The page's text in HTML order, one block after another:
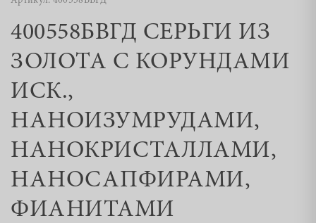
400558БВГД СЕРЬГИ ИЗ
ЗОЛОТА С КОРУНДАМИ
ИСК.,
НАНОИЗУМРУДАМИ,
НАНОКРИСТАЛЛАМИ,
НАНОСАПФИРАМИ,
ФИАНИТАМИ